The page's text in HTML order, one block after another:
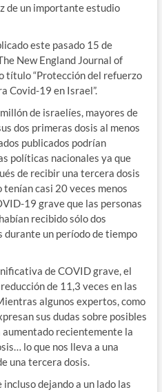
de un importante estudio
este pasado 15 de
New England Journal of
título “Protección del refuerzo
Covid-19 en Israel”.
de israelíes, mayores de
dos primeras dosis al menos
publicados podrían
políticas nacionales ya que
de recibir una tercera dosis
casi 20 veces menos
19 grave que las personas
recibido sólo dos
durante un período de tiempo
de COVID grave, el
de 11,3 veces en las
algunos expertos, como
sus dudas sobre posibles
aumentado recientemente la
lo que nos lleva a una
una tercera dosis.
dejando a un lado las